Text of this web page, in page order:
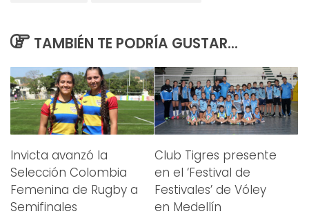
TAMBIÉN TE PODRÍA GUSTAR...
Invicta avanzó la
Selección Colombia
Femenina de Rugby a
Semifinales
Club Tigres presente
en el ‘Festival de
Festivales’ de Vóley
en Medellín